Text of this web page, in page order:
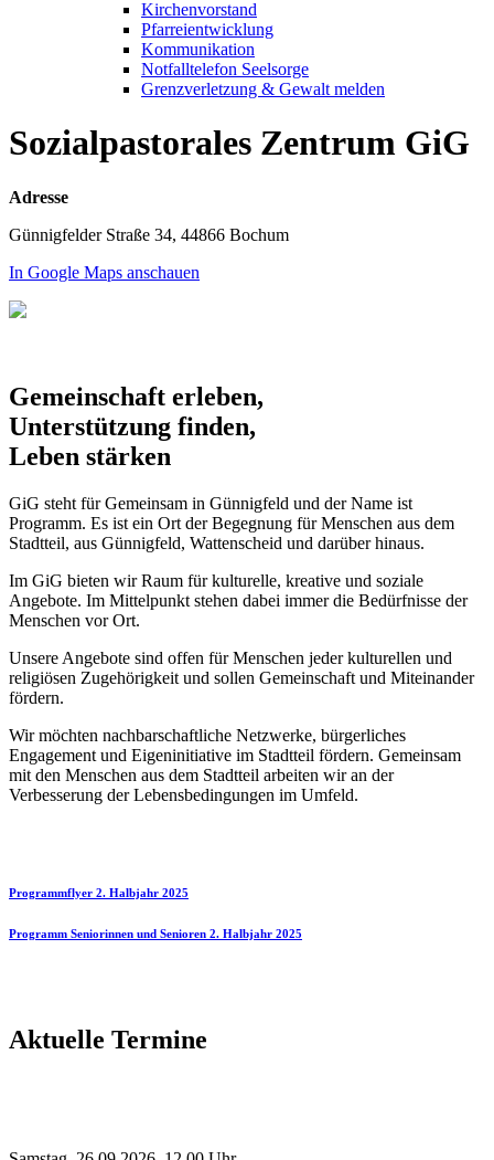
Kirchenvorstand
Pfarreientwicklung
Kommunikation
Notfalltelefon Seelsorge
Grenzverletzung & Gewalt melden
Sozial­pastorales ­Zentrum GiG
Adresse
Günnigfelder Straße 34, 44866 Bochum
In Google Maps anschauen
Gemeinschaft erleben,
Unterstützung finden,
Leben stärken
GiG steht für Gemeinsam in Günnigfeld und der Name ist
Programm. Es ist ein Ort der Begegnung für Menschen aus dem
Stadtteil, aus Günnigfeld, Wattenscheid und darüber hinaus.
Im GiG bieten wir Raum für kulturelle, kreative und soziale
Angebote. Im Mittelpunkt stehen dabei immer die Bedürfnisse der
Menschen vor Ort.
Unsere Angebote sind offen für Menschen jeder kulturellen und
religiösen Zugehörigkeit und sollen Gemeinschaft und Miteinander
fördern.
Wir möchten nachbarschaftliche Netzwerke, bürgerliches
Engagement und Eigeninitiative im Stadtteil fördern. Gemeinsam
mit den Menschen aus dem Stadtteil arbeiten wir an der
Verbesserung der Lebensbedingungen im Umfeld.
Programmflyer 2. Halbjahr 2025
Programm Seniorinnen und Senioren 2. Halbjahr 2025
Aktuelle Termine